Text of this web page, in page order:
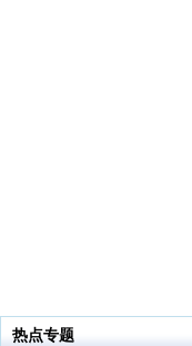
热点专题